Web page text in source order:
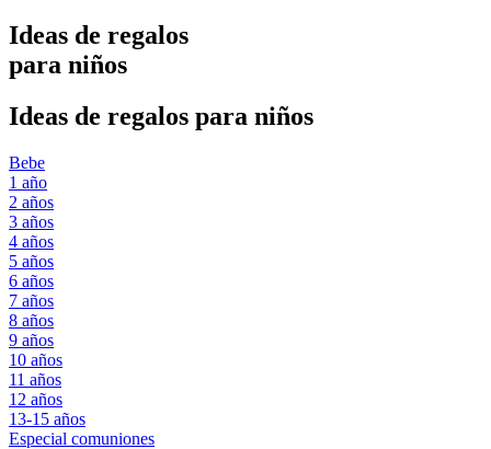
Ideas de regalos
para niños
Ideas de regalos para niños
Bebe
1 año
2 años
3 años
4 años
5 años
6 años
7 años
8 años
9 años
10 años
11 años
12 años
13-15 años
Especial comuniones